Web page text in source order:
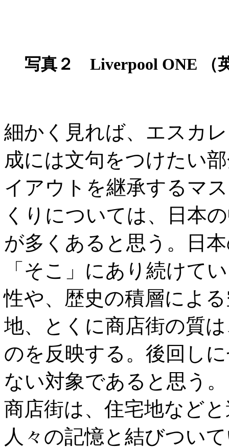
写真２ Liverpool ONE （
細かく見れば、エスカ
成には文句をつけたい
イアウトを継承するマ
くりについては、日本
が多くあると思う。日
「そこ」にあり続けて
性や、歴史の積層によ
地、とくに商店街の質
のを反映する。後回し
ない対象であると思う。
商店街は、住宅地など
人々の記憶と結びつい